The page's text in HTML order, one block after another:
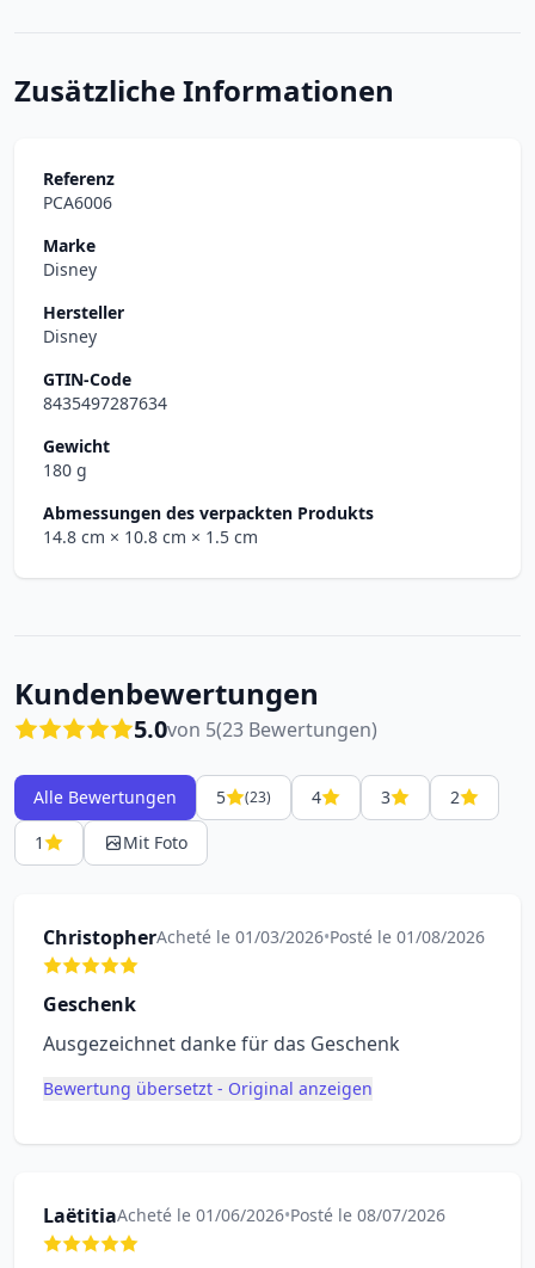
Zusätzliche Informationen
Referenz
PCA6006
Marke
Disney
Hersteller
Disney
GTIN-Code
8435497287634
Gewicht
180 g
Abmessungen des verpackten Produkts
14.8 cm × 10.8 cm × 1.5 cm
Kundenbewertungen
5.0von 5(23 Bewertungen)
Alle Bewertungen 5 (23) 4 3
2
1
Mit Foto
ChristopherAcheté le 01/03/2026•Posté le 01/08/2026
Geschenk
Ausgezeichnet danke für das Geschenk
Bewertung übersetzt - Original anzeigen
LaëtitiaAcheté le 01/06/2026•Posté le 08/07/2026